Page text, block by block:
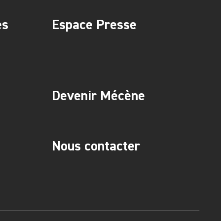
Espace Presse
Devenir Mécène
Nous contacter